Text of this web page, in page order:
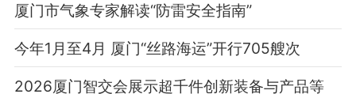
厦门市气象专家解读“防雷安全指南”
今年1月至4月 厦门“丝路海运”开行705艘次
2026厦门智交会展示超千件创新装备与产品等